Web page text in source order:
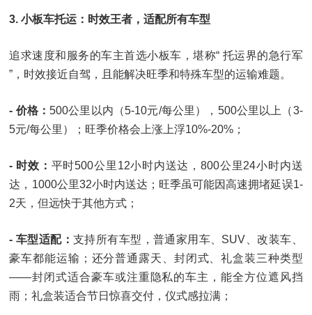
3. 小板车托运：时效王者，适配所有车型
追求速度和服务的车主首选小板车，堪称“ 托运界的急行军
”，时效接近自驾，且能解决旺季和特殊车型的运输难题。
- 价格：500公里以内（5-10元/每公里），500公里以上（3-
5元/每公里）；旺季价格会上涨上浮10%-20%；
- 时效： 平时500公里12小时内送达，800公里24小时内送
达，1000公里32小时内送达；旺季虽可能因高速拥堵延误1-
2天，但远快于其他方式；
- 车型适配： 支持所有车型，普通家用车、SUV、改装车、
豪车都能运输；还分普通露天、封闭式、礼盒装三种类型
——封闭式适合豪车或注重隐私的车主，能全方位遮风挡
雨；礼盒装适合节日惊喜交付，仪式感拉满；